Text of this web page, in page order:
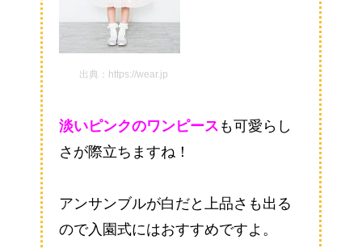
出典：https://wear.jp
淡いピンクのワンピース も可愛らし
さが際立ちますね！
アンサンブルが白だと上品さも出る
ので入園式にはおすすめですよ。